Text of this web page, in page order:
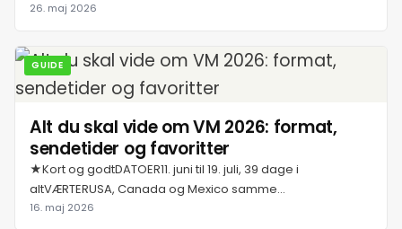
26. maj 2026
GUIDE
Alt du skal vide om VM 2026: format,
sendetider og favoritter
★Kort og godtDATOER11. juni til 19. juli, 39 dage i
altVÆRTERUSA, Canada og Mexico samme...
16. maj 2026